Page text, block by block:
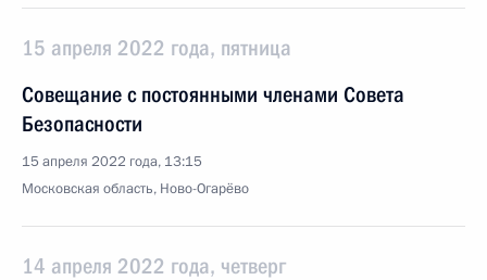
15 апреля 2022 года, пятница
Совещание с постоянными членами Совета
Безопасности
15 апреля 2022 года, 13:15
Московская область, Ново-Огарёво
14 апреля 2022 года, четверг